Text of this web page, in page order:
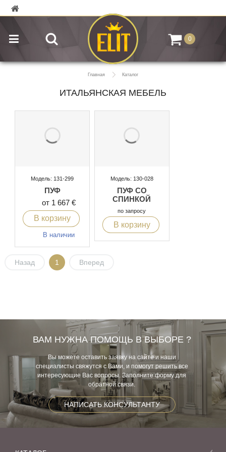
0
Главная Каталог
ИТАЛЬЯНСКАЯ МЕБЕЛЬ
Модель: 131-299
ПУФ
от 1 667 €
В корзину
В наличии
Модель: 130-028
ПУФ СО
СПИНКОЙ
по запросу
В корзину
Назад 1 Вперед
ВАМ НУЖНА ПОМОЩЬ В ВЫБОРЕ ?
Вы можете оставить заявку на сайте и наши
специалисты свяжутся с Вами, и помогут решить все
интересующие Вас вопросы. Заполните форму для
обратной связи.
НАПИСАТЬ КОНСУЛЬТАНТУ